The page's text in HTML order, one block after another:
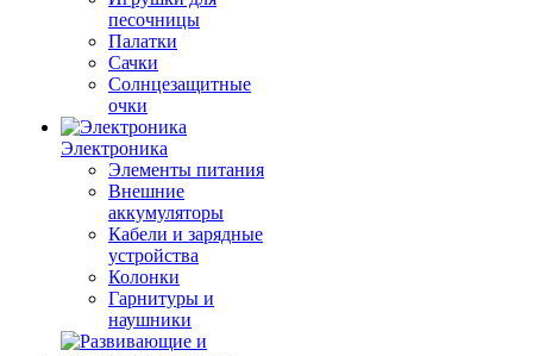
песочницы
Палатки
Сачки
Солнцезащитные
очки
Электроника
Элементы питания
Внешние
аккумуляторы
Кабели и зарядные
устройства
Колонки
Гарнитуры и
наушники